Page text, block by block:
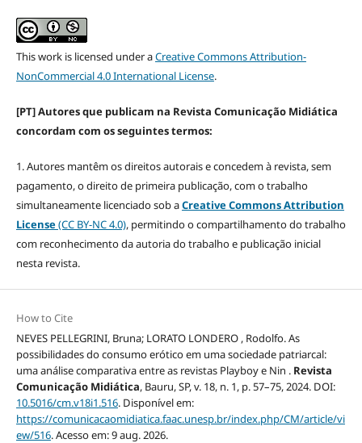
This work is licensed under aCreative Commons Attribution-
NonCommercial 4.0 International License.
[PT] Autores que publicam na Revista Comunicação Midiática
concordam com os seguintes termos:
1. Autores mantêm os direitos autorais e concedem à revista, sem
pagamento, o direito de primeira publicação, com o trabalho
simultaneamente licenciado sob aCreative Commons Attribution
License(CC BY-NC 4.0), permitindo o compartilhamento do trabalho
com reconhecimento da autoria do trabalho e publicação inicial
nesta revista.
How to Cite
NEVES PELLEGRINI, Bruna; LORATO LONDERO , Rodolfo. As
possibilidades do consumo erótico em uma sociedade patriarcal:
uma análise comparativa entre as revistas Playboy e Nin . Revista
Comunicação Midiática, Bauru, SP, v. 18, n. 1, p. 57–75, 2024. DOI:
10.5016/cm.v18i1.516. Disponível em:
https://comunicacaomidiatica.faac.unesp.br/index.php/CM/article/vi
ew/516. Acesso em: 9 aug. 2026.